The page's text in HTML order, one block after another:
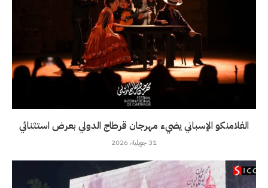
الفلامنكو الإسباني يضيء مهرجان قرطاج الدولي بعرض استثنائي
31 جويلية، 2026